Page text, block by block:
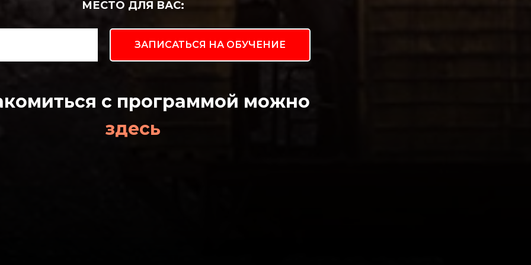
МЕСТО ДЛЯ ВАС:
ЗАПИСАТЬСЯ НА ОБУЧЕНИЕ
с программой можно
здесь